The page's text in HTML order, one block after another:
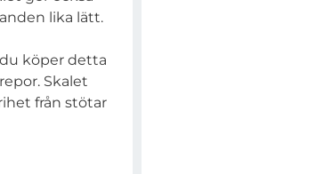
lika lätt.
köper detta
Skalet
från stötar